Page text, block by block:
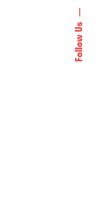
Follow Us